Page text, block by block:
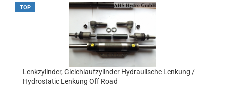
TOP
Lenkzylinder, Gleichlaufzylinder Hydraulische Lenkung /
Hydrostatic Lenkung Off Road